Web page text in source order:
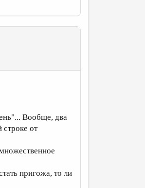
Вообще, два
от
пригожа, то ли